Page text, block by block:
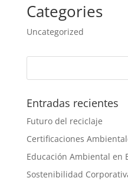
Categories
Uncategorized
Entradas recientes
Futuro del reciclaje
Certificaciones
Educación Ambiental en
Sostenibilidad